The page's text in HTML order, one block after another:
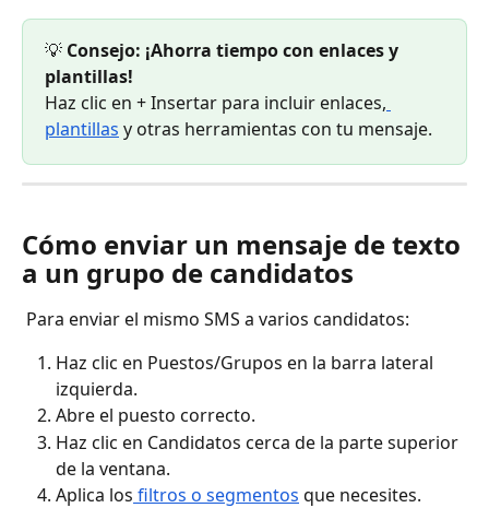
💡 Consejo: ¡Ahorra tiempo con enlaces y
plantillas!
Haz clic en + Insertar para incluir enlaces,
plantillas y otras herramientas con tu mensaje.
Cómo enviar un mensaje de texto
a un grupo de candidatos
Para enviar el mismo SMS a varios candidatos:
Haz clic en Puestos/Grupos en la barra lateral
izquierda.
Abre el puesto correcto.
Haz clic en Candidatos cerca de la parte superior
de la ventana.
Aplica los filtros o segmentos que necesites.